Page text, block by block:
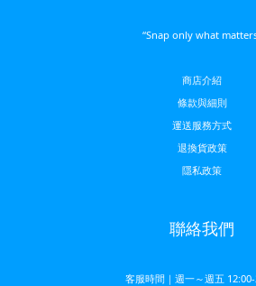
“Snap only what
商店介紹
條款與細則
運送服務方式
退換貨政策
隱私政策
聯絡我們
客服時間｜週一～週五